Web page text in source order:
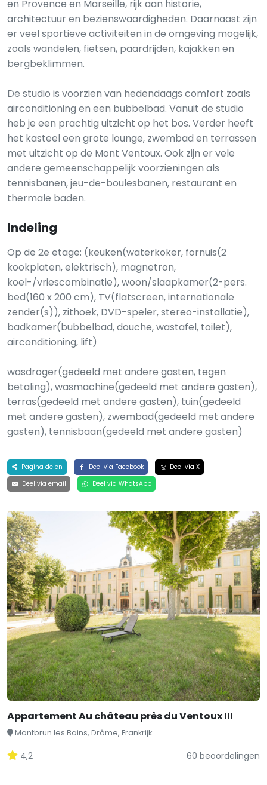
en Provence en Marseille, rijk aan historie,
architectuur en bezienswaardigheden. Daarnaast zijn
er veel sportieve activiteiten in de omgeving mogelijk,
zoals wandelen, fietsen, paardrijden, kajakken en
bergbeklimmen.
De studio is voorzien van hedendaags comfort zoals
airconditioning en een bubbelbad. Vanuit de studio
heb je een prachtig uitzicht op het bos. Verder heeft
het kasteel een grote lounge, zwembad en terrassen
met uitzicht op de Mont Ventoux. Ook zijn er vele
andere gemeenschappelijk voorzieningen als
tennisbanen, jeu-de-boulesbanen, restaurant en
thermale baden.
Indeling
Op de 2e etage: (keuken(waterkoker, fornuis(2
kookplaten, elektrisch), magnetron,
koel-/vriescombinatie), woon/slaapkamer(2-pers.
bed(160 x 200 cm), TV(flatscreen, internationale
zender(s)), zithoek, DVD-speler, stereo-installatie),
badkamer(bubbelbad, douche, wastafel, toilet),
airconditioning, lift)
wasdroger(gedeeld met andere gasten, tegen
betaling), wasmachine(gedeeld met andere gasten),
terras(gedeeld met andere gasten), tuin(gedeeld
met andere gasten), zwembad(gedeeld met andere
gasten), tennisbaan(gedeeld met andere gasten)
Pagina delen Deel via Facebook
Deel via X
Deel via email
Deel via WhatsApp
Appartement Au château près du Ventoux III
Montbrun les Bains, Drôme, Frankrijk
4,2 60 beoordelingen